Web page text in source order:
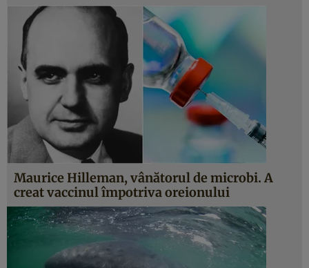
Maurice Hilleman, vânătorul de microbi. A
creat vaccinul împotriva oreionului